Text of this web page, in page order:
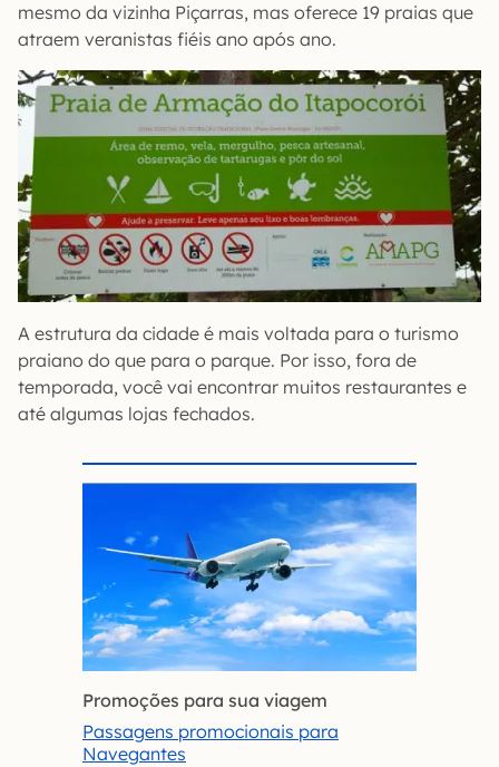
mesmo da vizinha Piçarras, mas oferece 19 praias que
atraem veranistas fiéis ano após ano.
A estrutura da cidade é mais voltada para o turismo
praiano do que para o parque. Por isso, fora de
temporada, você vai encontrar muitos restaurantes e
até algumas lojas fechados.
Promoções para sua viagem
Passagens promocionais para
Navegantes